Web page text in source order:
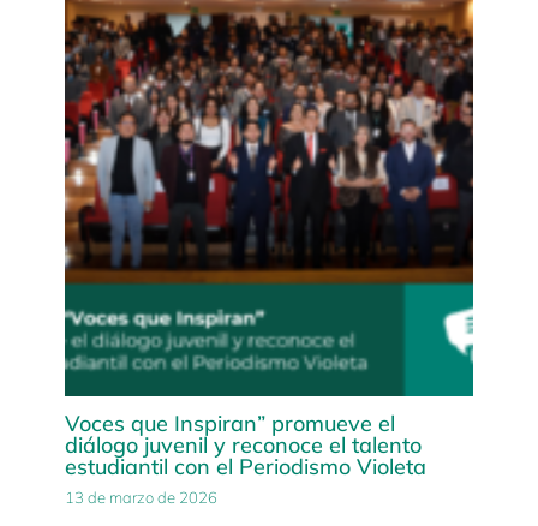
Voces que Inspiran” promueve el
diálogo juvenil y reconoce el talento
estudiantil con el Periodismo Violeta
13 de marzo de 2026